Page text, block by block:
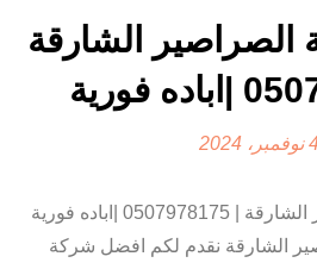
الشارقة
2024
شركة مكافحة الصراصير الشارقة | 0507978175 |اباده فورية
الشارقة نقدم لكم افضل شركة